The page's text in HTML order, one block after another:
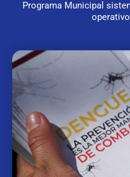
Programa Municipal